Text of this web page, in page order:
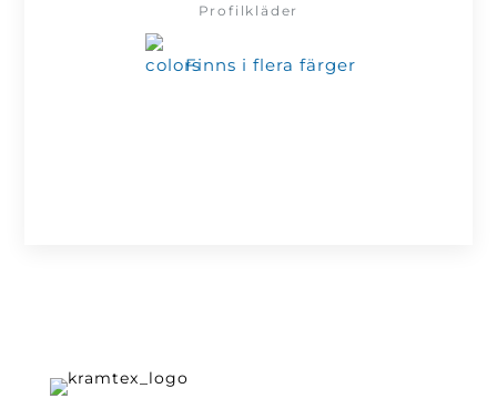
Profilkläder
Finns i flera färger